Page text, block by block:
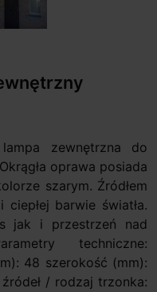
zewnętrzna do
oprawa posiada
szarym. Źródłem
barwie światła.
jak i przestrzeń nad
techniczne:
48 szerokość (mm):
/ rodzaj trzonka: